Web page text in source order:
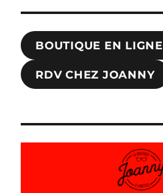
BOUTIQUE EN LIGNE
RDV CHEZ JOANNY